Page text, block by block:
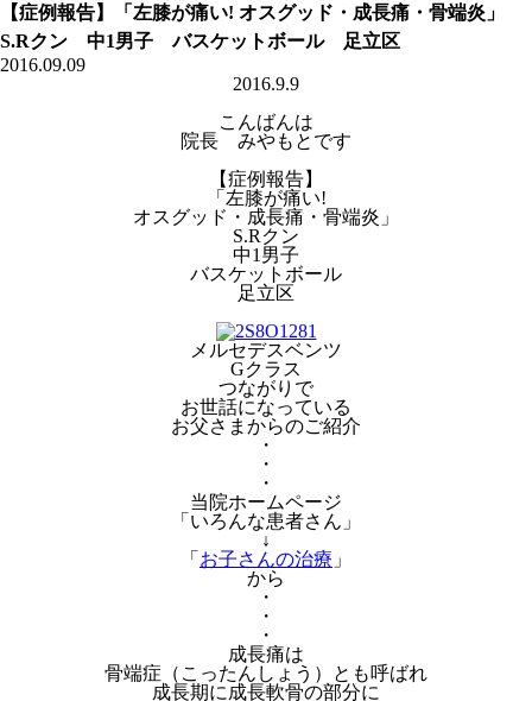
【症例報告】「左膝が痛い! オスグッド・成長痛・骨端炎」
S.Rクン 中1男子 バスケットボール 足立区
2016.09.09
2016.9.9
こんばんは
院長 みやもとです
【症例報告】
「左膝が痛い!
オスグッド・成長痛・骨端炎」
S.Rクン
中1男子
バスケットボール
足立区
メルセデスベンツ
Gクラス
つながりで
お世話になっている
お父さまからのご紹介
・
・
・
当院ホームページ
「いろんな患者さん」
↓
「 お子さんの治療 」
から
・
・
・
成長痛は
骨端症（こったんしょう）とも呼ばれ
成長期に成長軟骨の部分に